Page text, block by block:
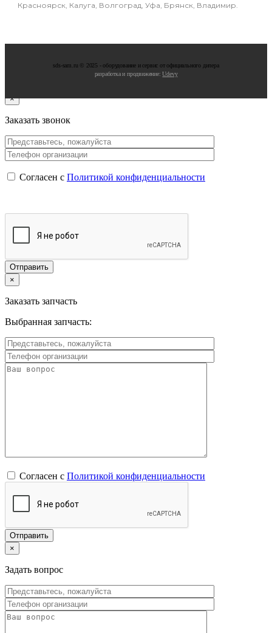
Красноярск, Калуга, Волгоград, Уфа, Брянск, Владимир.
sds-sam.ru © 2025 - oбopудoвaниe и cepвиc oт oфициaльнoгo дилepa
разработка и продвижение:Udevy
×
Заказать звонок
Согласен с Политикой конфиденциальности
×
Заказать запчасть
Выбранная запчасть:
Согласен с Политикой конфиденциальности
×
Задать вопрос